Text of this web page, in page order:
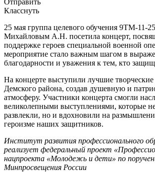
Класснуть
25 мая группа целевого обучения 9ТМ-11-
Михайловым А.Н. посетила концерт,
поддержке героев специальной военной
мероприятие стало важным шагом в
благодарности и уважения к тем, кто
На концерте выступили лучшие
Демского района, создав душевную и
атмосферу. Участники концерта смогли
великолепными выступлениями, которые
развлекли, но и вдохновили на
героизме наших защитников.
Институт развития профессионального
реализует федеральный проект
нацпроекта «Молодежь и дети» по
Минпросвещения России